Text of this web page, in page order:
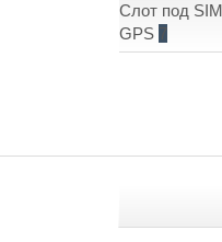
Слот под
GPS 7